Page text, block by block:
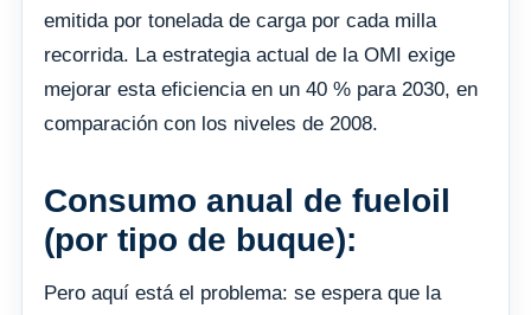
emitida por tonelada de carga por cada milla
recorrida. La estrategia actual de la OMI exige
mejorar esta eficiencia en un 40 % para 2030, en
comparación con los niveles de 2008.
Consumo anual de fueloil
(por tipo de buque):
Pero aquí está el problema: se espera que la